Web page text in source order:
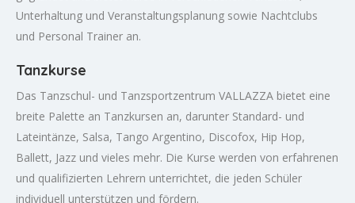
Unterhaltung und Veranstaltungsplanung sowie Nachtclubs
und Personal Trainer an.
Tanzkurse
Das Tanzschul- und Tanzsportzentrum VALLAZZA bietet eine
breite Palette an Tanzkursen an, darunter Standard- und
Lateintänze, Salsa, Tango Argentino, Discofox, Hip Hop,
Ballett, Jazz und vieles mehr. Die Kurse werden von erfahrenen
und qualifizierten Lehrern unterrichtet, die jeden Schüler
individuell unterstützen und fördern.